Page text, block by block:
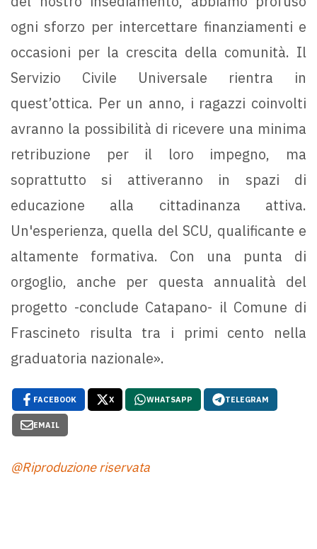
ogni sforzo per intercettare finanziamenti e
occasioni per la crescita della comunità. Il
Servizio Civile Universale rientra in
quest’ottica. Per un anno, i ragazzi coinvolti
avranno la possibilità di ricevere una minima
retribuzione per il loro impegno, ma
soprattutto si attiveranno in spazi di
educazione alla cittadinanza attiva.
Un'esperienza, quella del SCU, qualificante e
altamente formativa. Con una punta di
orgoglio, anche per questa annualità del
progetto -conclude Catapano- il Comune di
Frascineto risulta tra i primi cento nella
graduatoria nazionale».
FACEBOOK X WHATSAPP TELEGRAM
EMAIL
@Riproduzione riservata